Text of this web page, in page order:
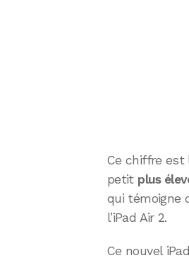
Ce chiffre est
petit plus
qui témoigne
l’iPad Air 2.
Ce nouvel